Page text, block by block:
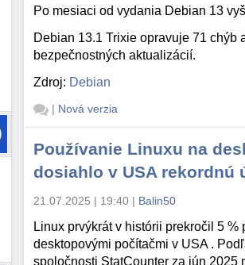
Po mesiaci od vydania Debian 13
Debian 13.1 Trixie opravuje 71 chýb
bezpečnostných aktualizácií.
Zdroj: Debian
| Nová verzia
Používanie Linuxu na
dosiahlo v USA rekordnú
21.07.2025 | 19:40 | Balin50
Linux prvýkrát v histórii prekročil 5 %
desktopovými počítačmi v USA .
spoločnosti StatCounter za jún 2025